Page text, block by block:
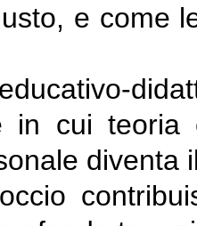
e come
in cui
diventa